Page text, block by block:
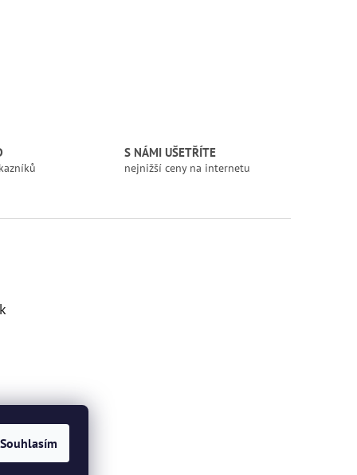
Souhlasím
S NÁMI UŠETŘÍTE
nejnižší ceny na internetu